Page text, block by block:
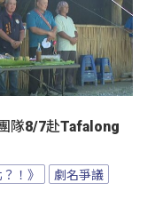
隊8/7赴Tafalong
！》
劇名爭議